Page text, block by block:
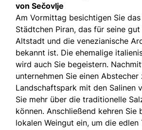
von Sečovlje
Am Vormittag besichtigen Sie
Städtchen Piran, das für seine
Altstadt und die venezianische
bekannt ist. Die ehemalige
wird auch Sie begeistern.
unternehmen Sie einen Abstecher
Landschaftspark mit den Salinen
Sie mehr über die traditionelle
können. Anschließend kehren Sie
lokalen Weingut ein, um die